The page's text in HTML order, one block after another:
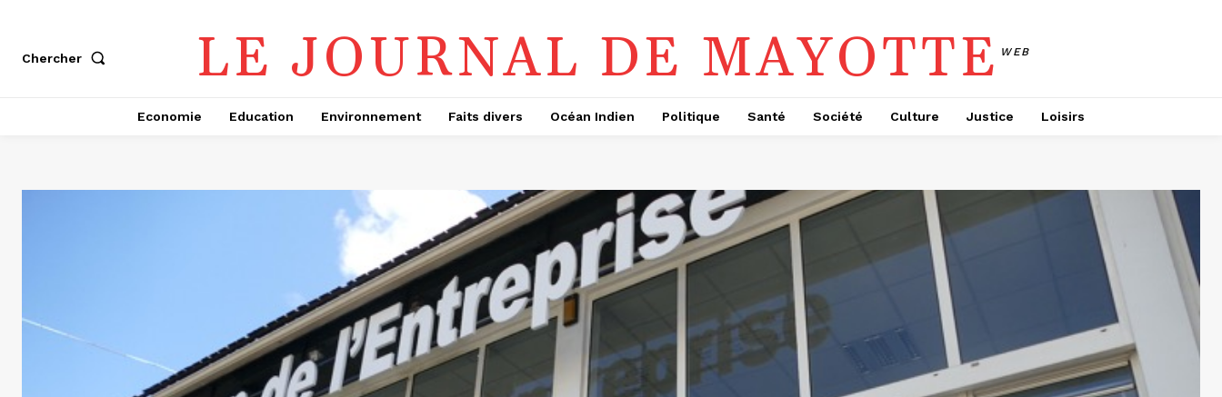
Chercher LE JOURNAL DE MAYOTTE WEB
Economie Education Environnement Faits divers Océan Indien Politique Santé Société Culture Justice Loisirs